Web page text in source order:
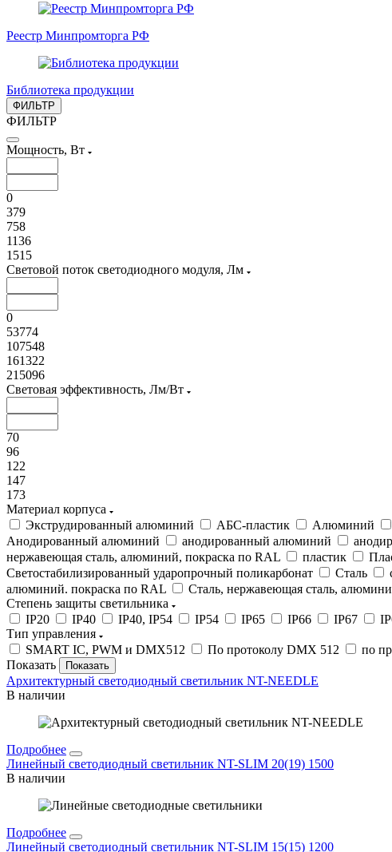
Реестр Минпромторга РФ
Библиотека продукции
ФИЛЬТР
ФИЛЬТР
Мощность, Вт
0
379
758
1136
1515
Световой поток светодиодного модуля, Лм
0
53774
107548
161322
215096
Световая эффективность, Лм/Вт
70
96
122
147
173
Материал корпуса
Экструдированный алюминий
АБС-пластик Алюминий
Анодированный алюминий
анодированный алюминий
нержавеющая сталь, алюминий, покраска по RAL
пластик
Светостабилизированный ударопрочный поликарбонат
Сталь
алюминий. покраска по RAL
Сталь, нержавеющая сталь,
Степень защиты светильника
IP20
IP40 IP40, IP54 IP54 IP65 IP66 IP67
Тип управления
SMART IC, PWM и DMX512
По протоколу DMX 512
по
Показать
Архитектурный светодиодный светильник NT-NEEDLE
В наличии
Подробнее
Линейный светодиодный светильник NT-SLIM 20(19) 1500
В наличии
Подробнее
Линейный светодиодный светильник NT-SLIM 15(15) 1200